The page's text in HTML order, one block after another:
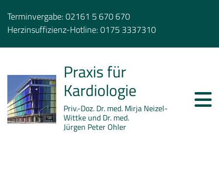
Terminvergabe:02161 5 670 670
Herzinsuffizienz-Hotline:0175 3337310
Praxis für
Kardiologie
Priv.-Doz. Dr. med. Mirja Neizel-
Wittke und Dr. med.
Jürgen Peter Ohler